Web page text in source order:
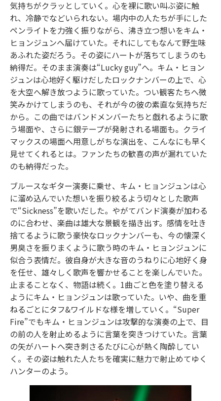
気持ちがクラッとしていく。心を裸に歌い叫ぶ姿に触
れ、冷静でなどいられない。場内中の人たちが手にした
ペンライトを力強く振りながら、沸き立つ想いをキム・
ヒョンジュンへ届けていた。それにしてもなんて野生味
あふれた姿だろう。その姿にハートが落ちてしまうのも
納得だ。そのまま演奏は“Lucky guy”へ。キム・ヒョン
ジュンは心地好く駆けだしたロックナンバーの上で、心
を大空へ解き放つように歌っていた。つい観客たちへ微
笑みかけてしまうのも、それが今の彼の素直な気持ちだ
から。この曲ではバンドメンバーたちと戯れるように歌
う場面や、さらに銀テープが発射される場面も。クライ
マックスの場面へ用意しがちな演出を、こんなにも早く
見せてくれるとは。ファンたちの歓喜の声が漏れていた
のも納得だった。
ブルースなギター演奏に乗せ、キム・ヒョンジュンは心
に溜め込んでいた想いを振り絞るよう切々とした歌声
で“Sickness”を歌いだした。やがてバンド演奏が加わる
のに合わせ、楽曲は雄大な景観を描き出す。感情を吐き
捨てるように歌う豪快なロックナンバーも、今の懐深く
男臭さを振りまくように歌う時のキム・ヒョンジュンに
似合う表情だ。彼自身が大きな音のうねりに心地好く身
を任せ、雄々しく歌声を響かせることを楽しんでいた。
止まることなく、物語は続く。1曲ごと色を塗り替える
ようにキム・ヒョンジュンは歌っていた。いや、曲を重
ねるごとにタフ&ワイルドな様を増していく。“Super
Fire”でもキム・ヒョンジュンは攻撃的な演奏の上で、目
の前の人を射止めるように言葉を突きつけていた。言葉
の矢がハートへ突き刺さるたびに心が熱く陶酔してい
く。その姿は触れた人たちを確実に魅力で射止めてゆく
ハンターのよう。